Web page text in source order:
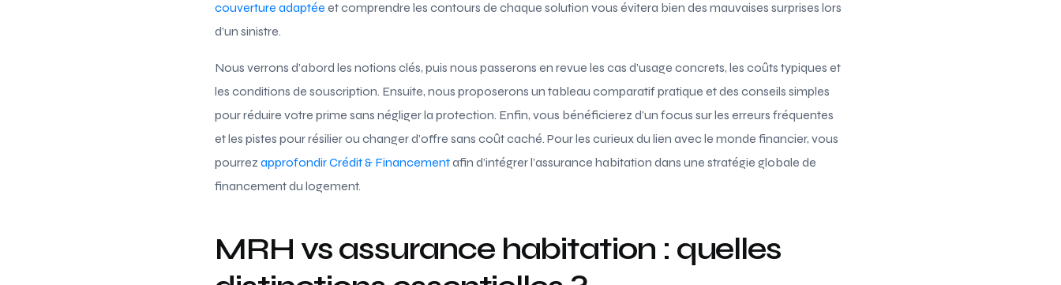
couverture adaptée et comprendre les contours de chaque solution vous évitera bien des mauvaises surprises lors
d’un sinistre.
Nous verrons d’abord les notions clés, puis nous passerons en revue les cas d’usage concrets, les coûts typiques et
les conditions de souscription. Ensuite, nous proposerons un tableau comparatif pratique et des conseils simples
pour réduire votre prime sans négliger la protection. Enfin, vous bénéficierez d’un focus sur les erreurs fréquentes
et les pistes pour résilier ou changer d’offre sans coût caché. Pour les curieux du lien avec le monde financier, vous
pourrez approfondir Crédit & Financementafin d’intégrer l’assurance habitation dans une stratégie globale de
financement du logement.
MRH vs assurance habitation : quelles